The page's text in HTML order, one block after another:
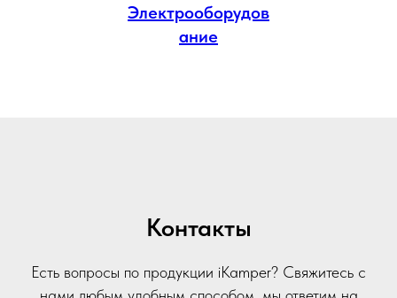
Электрооборудов
ание
Контакты
Есть вопросы по продукции iKamper? Свяжитесь с